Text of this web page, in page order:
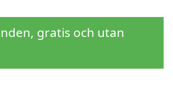
gratis och utan